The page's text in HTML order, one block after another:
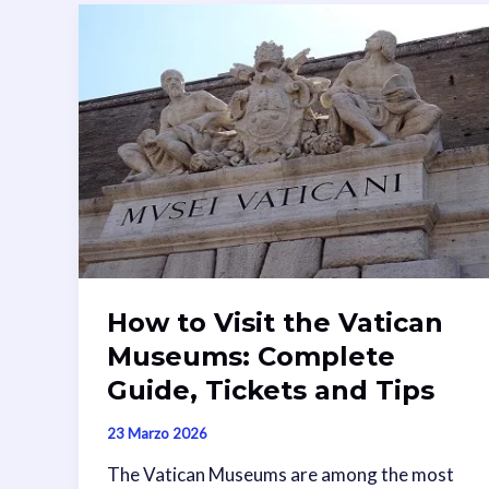
How to Visit the Vatican
Museums: Complete
Guide, Tickets and Tips
23 Marzo 2026
The Vatican Museums are among the most